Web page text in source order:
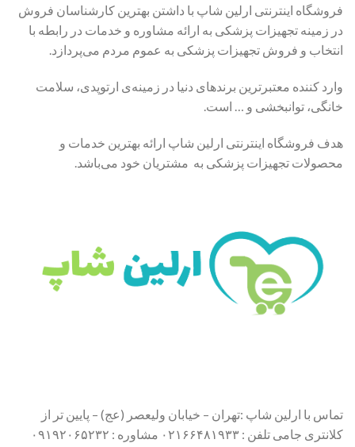
فروشگاه اینترنتی ارلین شاپ با داشتن بهترین کارشناسان فروش
در زمینه تجهیزات پزشکی به ارائه مشاوره و خدمات در رابطه با
انتخاب و فروش تجهیزات پزشکی به عموم مردم می‌پردازد.
وارد کننده معتبرترین برندهای دنیا در زمینه‌ی ارتوپدی، سلامت
خانگی، توانبخشی و … است.
هدف فروشگاه اینترنتی ارلین شاپ ارائه بهترین خدمات و
محصولات تجهیزات پزشکی به مشتریان خود می‌باشد.
تماس با ارلین شاپ :تهران – خیابان ولیعصر (عج) – پایین تر از
کلانتری جامی تلفن : ۰۲۱۶۶۴۸۱۹۳۳ مشاوره : ۰۹۱۹۲۰۶۵۲۳۲